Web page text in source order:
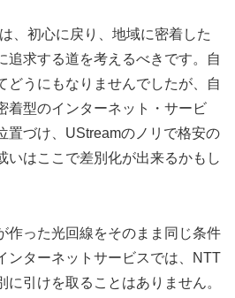
、初心に戻り、地域に密着した
追求する道を考えるべきです。自
どうにもなりませんでしたが、自
着型のインターネット・サービ
置づけ、UStreamのノリで格安の
いはここで差別化が出来るかもし
作った光回線をそのまま同じ条件
ンターネットサービスでは、NTT
に引けを取ることはありません。